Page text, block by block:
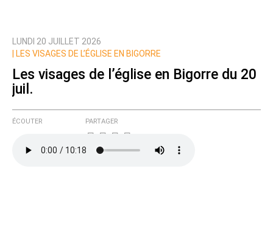
Prévenez-moi de tous les nouveaux commentaires
LUNDI 20 JUILLET 2026
LES VISAGES DE L’ÉGLISE EN BIGORRE
Les visages de l’église en Bigorre du 20
juil.
ÉCOUTER PARTAGER